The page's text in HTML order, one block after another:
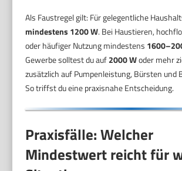
Als Faustregel gilt: Für gelegentliche
mindestens 1200 W. Bei Haustieren,
oder häufiger Nutzung mindestens
Gewerbe solltest du auf2000 Woder mehr
zusätzlich auf Pumpenleistung, Bürsten und
So triffst du eine praxisnahe Entscheidung.
Praxisfälle: Welcher
Mindestwert reicht für